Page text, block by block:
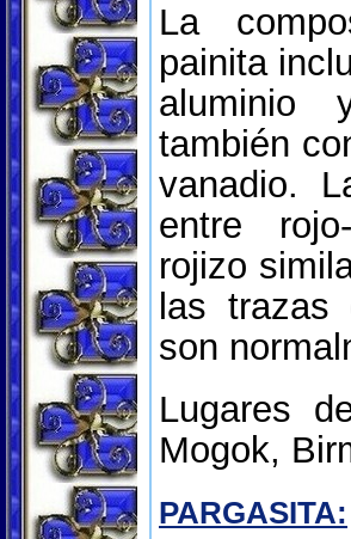
La
painita
aluminio
también
vanadio.
entre
rojizo
las
son
Lugares
Mogok,
PARGASITA: